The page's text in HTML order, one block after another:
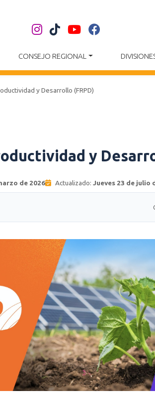
CONSEJO REGIONAL
y Desarrollo (FRPD)
y
de 2026 Actualizado: Jueves 23 de julio